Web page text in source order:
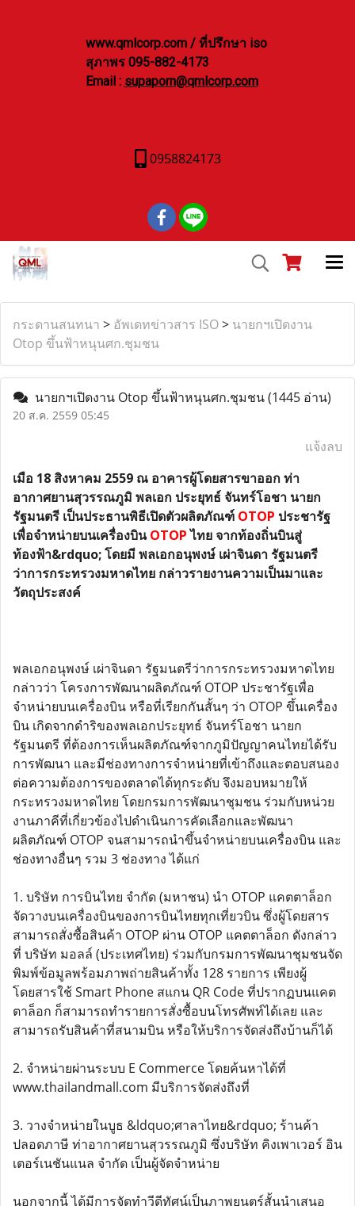
www.qmlcorp.com / ที่ปรึกษา iso
สุภาพร 095-882-4173
Email : supaporn@qmlcorp.com
0958824173
กระดานสนทนา > อัพเดทข่าวสาร ISO> นายกฯเปิดงาน
Otop ขึ้นฟ้าหนุนศก.ชุมชน
นายกฯเปิดงาน Otop ขึ้นฟ้าหนุนศก.ชุมชน(1445 อ่าน)
20 ส.ค. 2559 05:45
แจ้งลบ
เมือ 18 สิงหาคม 2559 ณ อาคารผู้โดยสารขาออก ท่า
อากาศยานสุวรรณภูมิ พลเอก ประยุทธ์ จันทร์โอชา นายก
รัฐมนตรี เป็นประธานพิธีเปิดตัวผลิตภัณฑ์ OTOP ประชารัฐ
เพื่อจำหน่ายบนเครื่องบินOTOPไทย จากท้องถิ่นบินสู่
ท้องฟ้า&rdquo; โดยมี พลเอกอนุพงษ์ เผ่าจินดา รัฐมนตรี
ว่าการกระทรวงมหาดไทย กล่าวรายงานความเป็นมาและ
วัตถุประสงค์
พลเอกอนุพงษ์ เผ่าจินดา รัฐมนตรีว่าการกระทรวงมหาดไทย
กล่าวว่า โครงการพัฒนาผลิตภัณฑ์ OTOP ประชารัฐเพื่อ
จำหน่ายบนเครื่องบิน หรือที่เรียกกันสั้นๆ ว่า OTOP ขึ้นเครื่อง
บิน เกิดจากดำริของพลเอกประยุทธ์ จันทร์โอชา นายก
รัฐมนตรี ที่ต้องการเห็นผลิตภัณฑ์จากภูมิปัญญาคนไทยได้รับ
การพัฒนา และมีช่องทางการจำหน่ายที่เข้าถึงและตอบสนอง
ต่อความต้องการของตลาดได้ทุกระดับ จึงมอบหมายให้
กระทรวงมหาดไทย โดยกรมการพัฒนาชุมชน ร่วมกับหน่วย
งานภาคีที่เกี่ยวข้องไปดำเนินการคัดเลือกและพัฒนา
ผลิตภัณฑ์ OTOP จนสามารถนำขึ้นจำหน่ายบนเครื่องบิน และ
ช่องทางอื่นๆ รวม 3 ช่องทาง ได้แก่
1. บริษัท การบินไทย จำกัด (มหาชน) นำ OTOP แคตตาล็อก
จัดวางบนเครื่องบินของการบินไทยทุกเที่ยวบิน ซึ่งผู้โดยสาร
สามารถสั่งซื้อสินค้า OTOP ผ่าน OTOP แคตตาล็อก ดังกล่าว
ที่ บริษัท มอลล์ (ประเทศไทย) ร่วมกับกรมการพัฒนาชุมชนจัด
พิมพ์ข้อมูลพร้อมภาพถ่ายสินค้าทั้ง 128 รายการ เพียงผู้
โดยสารใช้ Smart Phone สแกน QR Code ที่ปรากฏบนแคต
ตาล็อก ก็สามารถทำรายการสั่งซื้อบนโทรศัพท์ได้เลย และ
สามารถรับสินค้าที่สนามบิน หรือให้บริการจัดส่งถึงบ้านก็ได้
2. จำหน่ายผ่านระบบ E Commerce โดยค้นหาได้ที่
www.thailandmall.com มีบริการจัดส่งถึงที่
3. วางจำหน่ายในบูธ &ldquo;ศาลาไทย&rdquo; ร้านค้า
ปลอดภาษี ท่าอากาศยานสุวรรณภูมิ ซึ่งบริษัท คิงเพาเวอร์ อิน
เตอร์เนชันแนล จำกัด เป็นผู้จัดจำหน่าย
นอกจากนี้ ได้มีการจัดทำวีดีทัศน์เป็นภาพยนตร์สั้นนำเสนอ